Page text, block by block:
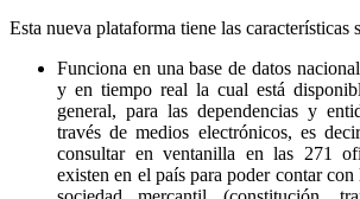
Esta nueva plataforma tiene las características
Funciona en una base de datos
y en tiempo real la cual está
general, para las dependencias y
través de medios electrónicos, es
consultar en ventanilla en las 271
existen en el país para poder contar